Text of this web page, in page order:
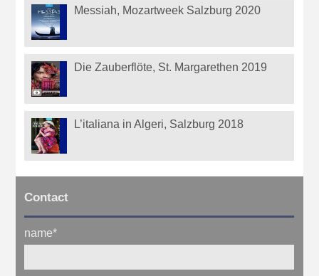
Messiah, Mozartweek Salzburg 2020
Die Zauberflöte, St. Margarethen 2019
L’italiana in Algeri, Salzburg 2018
Contact
name*